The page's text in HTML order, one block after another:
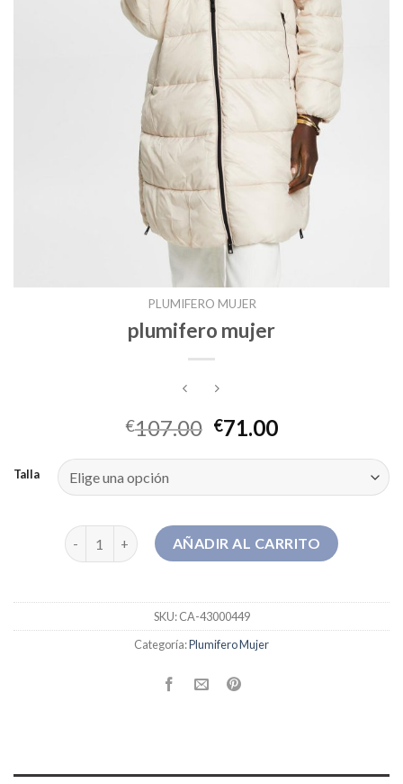
PLUMIFERO MUJER
plumifero mujer
€107.00 €71.00
Talla
plumifero mujer cantidadAÑADIR AL CARRITO
SKU:CA-43000449
Categoría:Plumifero Mujer